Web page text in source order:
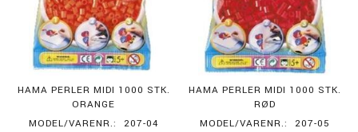
HAMA PERLER MIDI 1000 STK.
ORANGE
MODEL/VARENR.:
207-04
HAMA PERLER MIDI 1000 STK.
RØD
MODEL/VARENR.:
207-05